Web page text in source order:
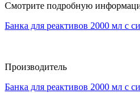
Смотрите подробную
Банка для реактивов 2000 мл с
Производитель
Банка для реактивов 2000 мл с